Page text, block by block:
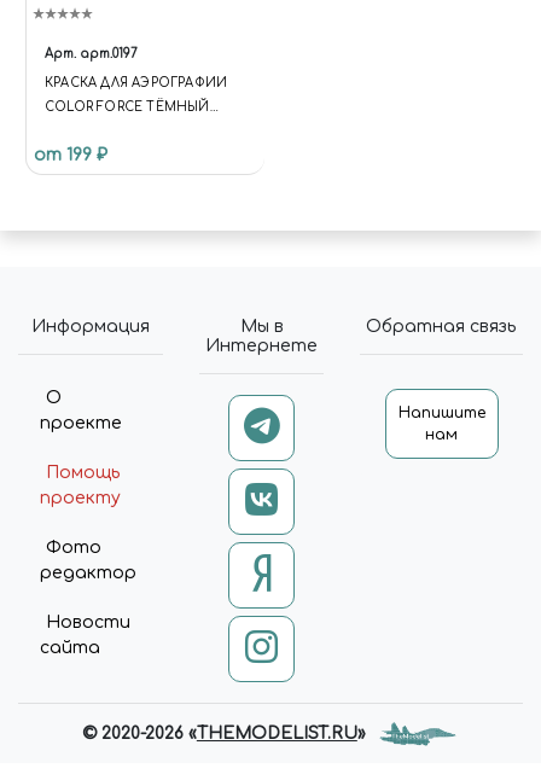
Арт. арт.0197
КРАСКА ДЛЯ АЭРОГРАФИИ
COLOR FORCE ТЁМНЫЙ
(DARK GREEN RADIOACTIVE)
от 199 ₽
Информация
О
проекте
Помощь
проекту
Фото
редактор
Новости
сайта
Мы в
Интернете
Обратная связь
Напишите
нам
© 2020-2026 «THEMODELIST.RU»